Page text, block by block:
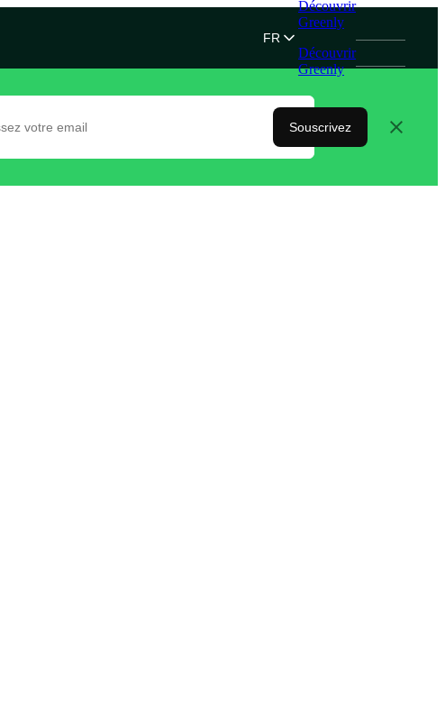
FR
Découvrir
Greenly
Découvrir
Greenly
Souscrivez